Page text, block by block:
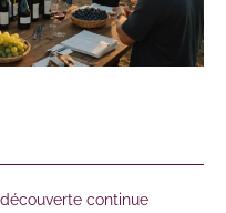
découverte continue